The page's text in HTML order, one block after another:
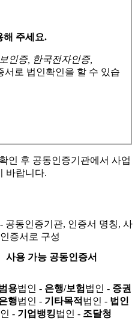
해 주세요.
인증, 한국전자인증,
서로 법인확인을 할 수 있습
인 후 공동인증기관에서 사업
바랍니다.
공동인증기관, 인증서 명칭, 사
증서로 구성
사용 가능 공동인증서
용법인 - 은행/보험 법인 - 증권
행법인 - 기타목적 법인 - 법인
- 기업뱅킹법인 - 조달청